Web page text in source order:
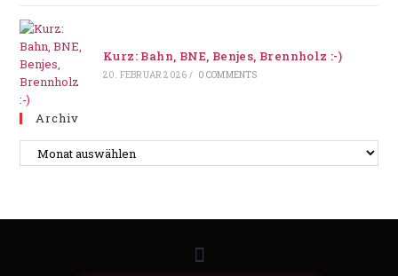
Kurz: Bahn, BNE, Benjes, Brennholz :-)
20. FEBRUAR 2026 / 0 COMMENTS
Archiv